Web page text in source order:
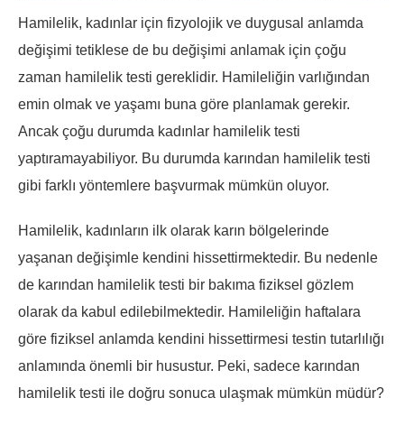
Hamilelik, kadınlar için fizyolojik ve duygusal anlamda
değişimi tetiklese de bu değişimi anlamak için çoğu
zaman hamilelik testi gereklidir. Hamileliğin varlığından
emin olmak ve yaşamı buna göre planlamak gerekir.
Ancak çoğu durumda kadınlar hamilelik testi
yaptıramayabiliyor. Bu durumda karından hamilelik testi
gibi farklı yöntemlere başvurmak mümkün oluyor.
Hamilelik, kadınların ilk olarak karın bölgelerinde
yaşanan değişimle kendini hissettirmektedir. Bu nedenle
de karından hamilelik testi bir bakıma fiziksel gözlem
olarak da kabul edilebilmektedir. Hamileliğin haftalara
göre fiziksel anlamda kendini hissettirmesi testin tutarlılığı
anlamında önemli bir husustur. Peki, sadece karından
hamilelik testi ile doğru sonuca ulaşmak mümkün müdür?